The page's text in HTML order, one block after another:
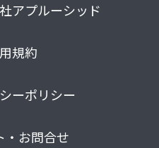
アプルーシッド
規約
ーポリシー
・お問合せ